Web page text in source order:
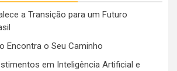
a Transição para um Futuro
Encontra o Seu Caminho
em Inteligência Artificial e